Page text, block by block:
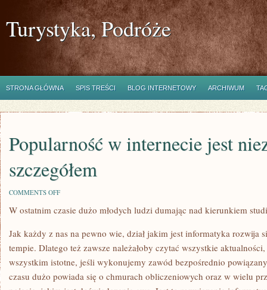
Turystyka, Podróże
STRONA GŁÓWNA SPIS TREŚCI BLOG INTERNETOWY ARCHIWUM
Popularność w internecie jest
szczegółem
COMMENTS OFFON
W
NIEZWYKLE
ISTOTNYM
SZCZEGÓŁEM
W ostatnim czasie dużo młodych ludzi dumając nad kierunkiem
Jak każdy z nas na pewno wie, dział jakim jest informatyka rozwija
tempie. Dlatego też zawsze należałoby czytać wszystkie
wszystkim istotne, jeśli wykonujemy zawód bezpośrednio
czasu dużo powiada się o chmurach obliczeniowych oraz w wielu